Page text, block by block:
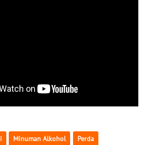
Minuman Alkohol Perda